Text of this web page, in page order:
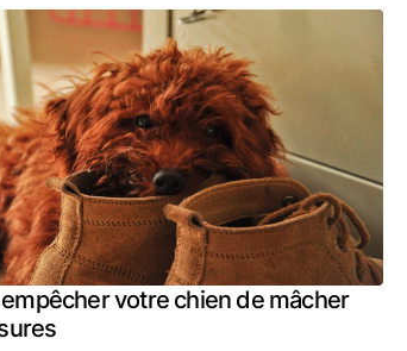
votre chien de mâcher